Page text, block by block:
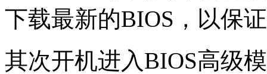
下载最新的BIOS，以保
其次开机进入BIOS高级